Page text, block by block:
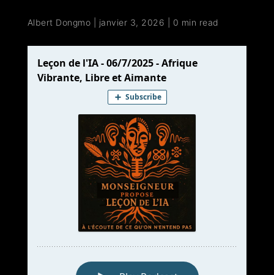
Albert Dongmo janvier 3, 2026 0 min read